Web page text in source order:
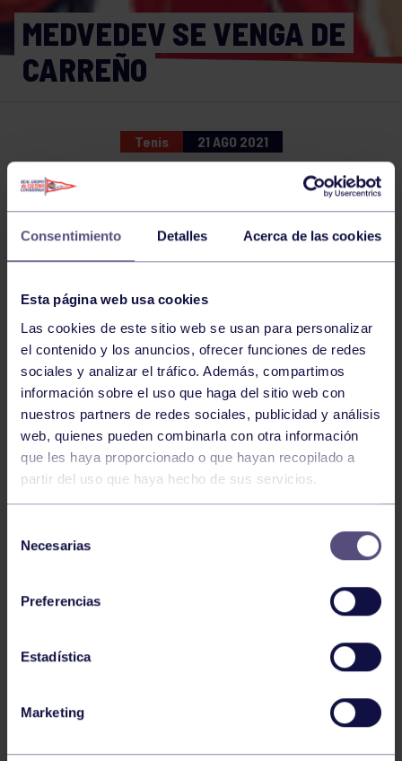
Consentimiento Detalles Acerca de las cookies
Esta página web usa cookies
Las cookies de este sitio web se usan para personalizar
el contenido y los anuncios, ofrecer funciones de redes
sociales y analizar el tráfico. Además, compartimos
información sobre el uso que haga del sitio web con
nuestros partners de redes sociales, publicidad y análisis
web, quienes pueden combinarla con otra información
que les haya proporcionado o que hayan recopilado a
partir del uso que haya hecho de sus servicios.
Necesarias
Preferencias
Estadística
Marketing
MEDVEDEV SE VENGA DE
CARREÑO
Tenis 21 AGO 2021
NOTICIAS RELACIONADAS
Tenis 05 Ago 2026
VII TORNEO ABANCA
Tenis
CIRCUITO AS YOUNG TOUR 2026